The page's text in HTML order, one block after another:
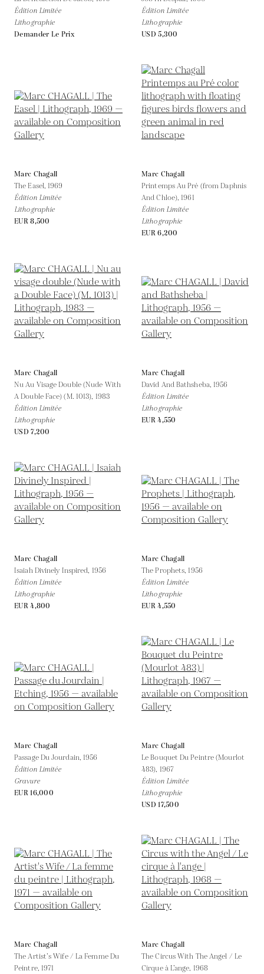
Édition Limitée
Lithographie
Demander Le Prix
Édition Limitée
Lithographie
USD 5,300
Marc Chagall
The Easel,1969
Édition Limitée
Lithographie
EUR 8,500
Marc Chagall
Printemps Au Pré (from Daphnis
And Chloe),1961
Édition Limitée
Lithographie
EUR 6,200
Marc Chagall
Nu Au Visage Double (Nude With
A Double Face) (M. 1013), 1983
Édition Limitée
Lithographie
USD 7,200
Marc Chagall
David And Bathsheba,1956
Édition Limitée
Lithographie
EUR 4,550
Marc Chagall
Isaiah Divinely Inspired, 1956
Édition Limitée
Lithographie
EUR 4,800
Marc Chagall
The Prophets,1956
Édition Limitée
Lithographie
EUR 4,550
Marc Chagall
Passage Du Jourdain,1956
Édition Limitée
Gravure
EUR 16,000
Marc Chagall
Le Bouquet Du Peintre (Mourlot
483), 1967
Édition Limitée
Lithographie
USD 17,500
Marc Chagall
The Artist’s Wife / La Femme Du
Peintre, 1971
Marc Chagall
The Circus With The Angel / Le
Cirque à L’ange, 1968